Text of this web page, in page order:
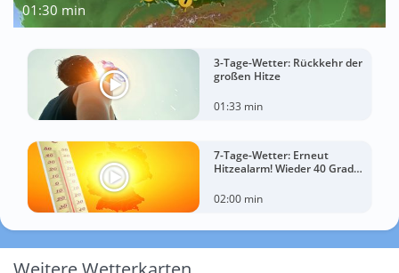
01:30 min
3-Tage-Wetter: Rückkehr der
großen Hitze
01:33 min
7-Tage-Wetter: Erneut
Hitzealarm! Wieder 40 Grad
02:00 min